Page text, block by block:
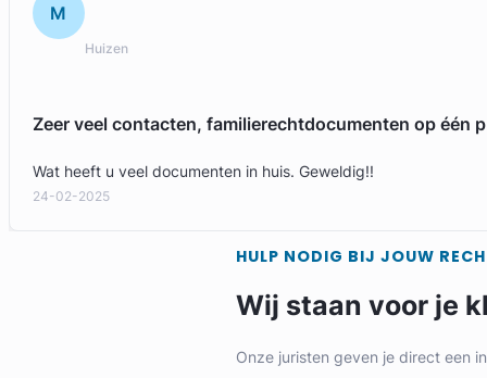
M
Huizen
Zeer veel contacten, familierechtdocumenten op één
Wat heeft u veel documenten in huis. Geweldig!!
24-02-2025
HULP NODIG BIJ JOUW
Wij staan voor je
Onze juristen geven je direct een